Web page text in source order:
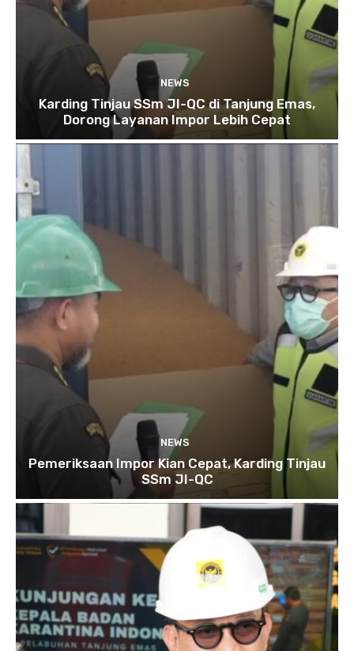
NEWS
Karding Tinjau SSm JI-QC di Tanjung Emas,
Dorong Layanan Impor Lebih Cepat
NEWS
Pemeriksaan Impor Kian Cepat, Karding Tinjau
SSm JI-QC